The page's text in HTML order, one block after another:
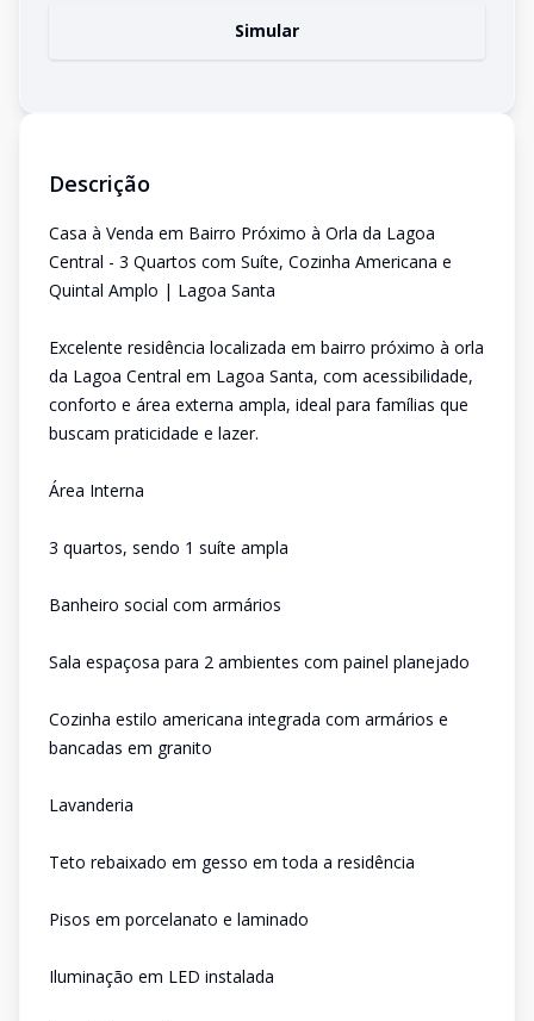
Simular
Descrição
Casa à Venda em Bairro Próximo à Orla da Lagoa
Central - 3 Quartos com Suíte, Cozinha Americana e
Quintal Amplo | Lagoa Santa
Excelente residência localizada em bairro próximo à orla
da Lagoa Central em Lagoa Santa, com acessibilidade,
conforto e área externa ampla, ideal para famílias que
buscam praticidade e lazer.
Área Interna
3 quartos, sendo 1 suíte ampla
Banheiro social com armários
Sala espaçosa para 2 ambientes com painel planejado
Cozinha estilo americana integrada com armários e
bancadas em granito
Lavanderia
Teto rebaixado em gesso em toda a residência
Pisos em porcelanato e laminado
Iluminação em LED instalada